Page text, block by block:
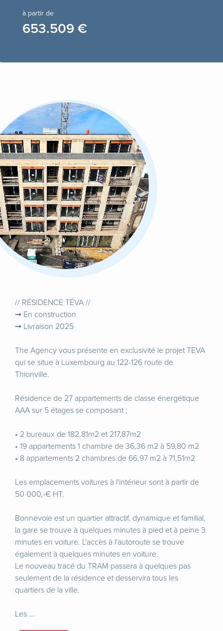
à partir de
653.509 €
// RÉSIDENCE TÉVA //
➞ En construction
➞ Livraison 2025
The Agency vous présente en exclusivité le projet TEVA
qui se situe à Luxembourg au 122-126 route de
Thionville.
Résidence de 27 appartements de classe énergétique
AAA sur 5 étages se composant ;
• 2 bureaux de 182,81m2 et 217,87m2
• 19 appartements 1 chambre de 36,36 m2 à 59,80 m2
• 8 appartements 2 chambres de 66,97 m2 à 71,51m2
Les emplacements voitures à l'intérieur sont à partir de
50 000,-€ HT.
Bonnevoie est un quartier attractif, dynamique et familial,
la gare se trouve à quelques minutes à pied et à peine 3
minutes en voiture. L'accès à l'autoroute se trouve
également à quelques minutes en voiture.
Le nouveau tracé du TRAM passera à quelques pas
seulement de la résidence et desservira tous les
quartiers de la ville.
Les ...